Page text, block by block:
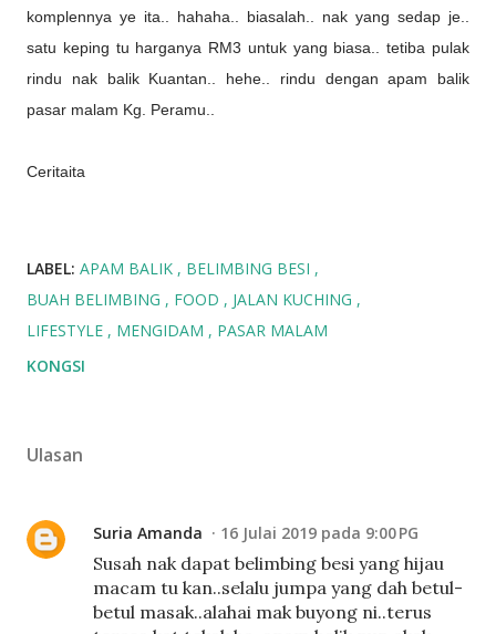
komplennya ye ita.. hahaha.. biasalah.. nak yang sedap je..
satu keping tu harganya RM3 untuk yang biasa.. tetiba pulak
rindu nak balik Kuantan.. hehe.. rindu dengan apam balik
pasar malam Kg. Peramu..
Ceritaita
LABEL: APAM BALIK
BELIMBING BESI
BUAH BELIMBING
FOOD
JALAN KUCHING
LIFESTYLE
MENGIDAM
PASAR MALAM
KONGSI
Ulasan
Suria Amanda 16 Julai 2019 pada 9:00 PG
Susah nak dapat belimbing besi yang hijau
macam tu kan..selalu jumpa yang dah betul-
betul masak..alahai mak buyong ni..terus